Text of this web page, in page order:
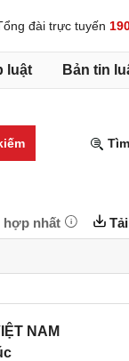
đài trực tuyến
luật Bản tin
hợp nhất
NAM